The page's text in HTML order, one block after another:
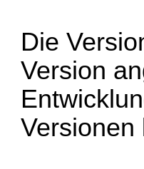
Die
Version